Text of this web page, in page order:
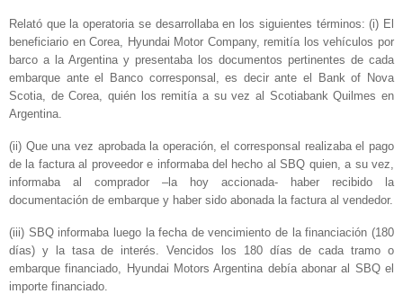
Relató que la operatoria se desarrollaba en los siguientes términos: (i) El
beneficiario en Corea, Hyundai Motor Company, remitía los vehículos por
barco a la Argentina y presentaba los documentos pertinentes de cada
embarque ante el Banco corresponsal, es decir ante el Bank of Nova
Scotia, de Corea, quién los remitía a su vez al Scotiabank Quilmes en
Argentina.
(ii) Que una vez aprobada la operación, el corresponsal realizaba el pago
de la factura al proveedor e informaba del hecho al SBQ quien, a su vez,
informaba al comprador –la hoy accionada- haber recibido la
documentación de embarque y haber sido abonada la factura al vendedor.
(iii) SBQ informaba luego la fecha de vencimiento de la financiación (180
días) y la tasa de interés. Vencidos los 180 días de cada tramo o
embarque financiado, Hyundai Motors Argentina debía abonar al SBQ el
importe financiado.